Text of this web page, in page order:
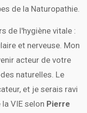
de la Naturopathie.
de l'hygiène vitale :
et nerveuse. Mon
acteur de votre
naturelles. Le
et je serais ravi
VIE selon Pierre